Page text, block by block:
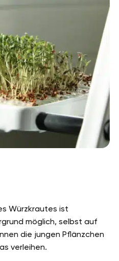
Würzkrautes ist
möglich, selbst auf
die jungen Pflänzchen
verleihen.